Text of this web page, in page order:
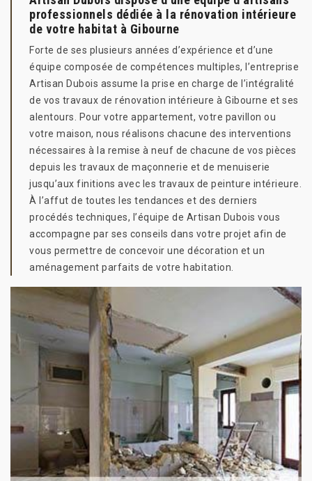
professionnels dédiée à la rénovation intérieure
de votre habitat à Gibourne
Forte de ses plusieurs années d’expérience et d’une
équipe composée de compétences multiples, l’entreprise
Artisan Dubois assume la prise en charge de l’intégralité
de vos travaux de rénovation intérieure à Gibourne et ses
alentours. Pour votre appartement, votre pavillon ou
votre maison, nous réalisons chacune des interventions
nécessaires à la remise à neuf de chacune de vos pièces
depuis les travaux de maçonnerie et de menuiserie
jusqu’aux finitions avec les travaux de peinture intérieure.
À l’affut de toutes les tendances et des derniers
procédés techniques, l’équipe de Artisan Dubois vous
accompagne par ses conseils dans votre projet afin de
vous permettre de concevoir une décoration et un
aménagement parfaits de votre habitation.